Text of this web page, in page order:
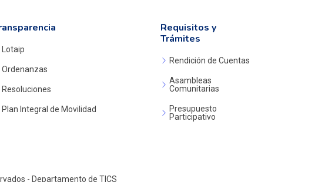
Lotaip
Ordenanzas
Resoluciones
Plan Integral de Movilidad
Requisitos y
Trámites
Rendición de Cuentas
Asambleas
Comunitarias
Presupuesto
Participativo
- Departamento de TICS